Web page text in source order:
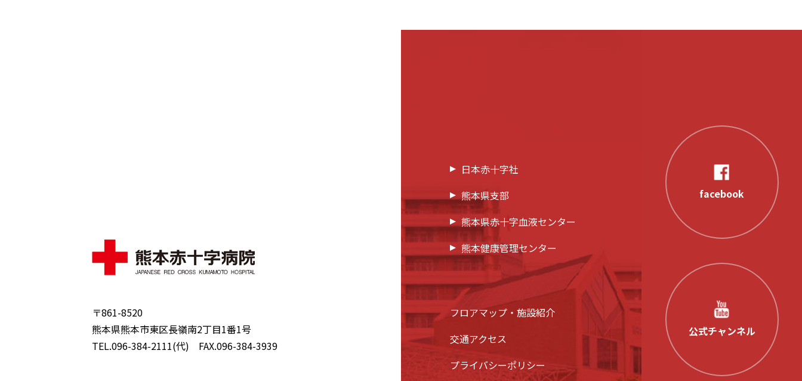
〒861-8520
熊本県熊本市東区長嶺南2丁目1番1号
TEL.096-384-2111(代) FAX.096-384-3939
日本赤十字社
熊本県支部
熊本県赤十字血液センター
熊本健康管理センター
フロアマップ・施設紹介
交通アクセス
プライバシーポリシー
facebook
公式チャンネル